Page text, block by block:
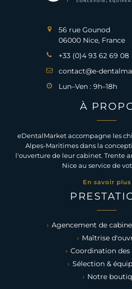
56 rue Gounod
06000 Nice, France
+33 (0)4 93 62 69 08
contact@e-
Lun–Ven : 9h–18h
À
eDentalMarket accompagne les
Alpes-Maritimes dans la
l'ouverture de leur cabinet. Trente
Nice au service de
En savoir plus
Agencement de
Maîtrise
Coordination des
Sélection &
Notre